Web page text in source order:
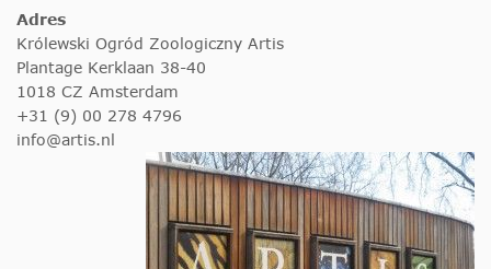
Adres
Królewski Ogród Zoologiczny Artis
Plantage Kerklaan 38-40
1018 CZ Amsterdam
+31 (9) 00 278 4796
info@artis.nl